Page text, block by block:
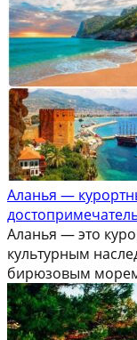
Аланья —
Аланья — это
культурным
бирюзовым